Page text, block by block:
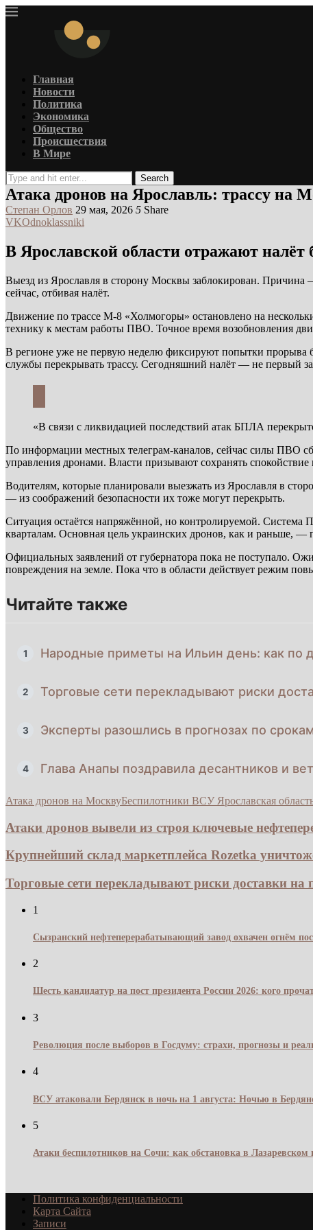
Главная
Новости
Политика
Экономика
Общество
Происшествия
В Мире
Search
Атака дронов на Ярославль: трассу на
Степан Орлов 29 мая, 2026 5 Share
VKOdnoklassniki
В Ярославской области отражают
Выезд из Ярославля в сторону Москвы заблокирован.
сейчас, отбивая налёт.
Движение по трассе М-8 «Холмогоры» остановлено на
технику к местам работы ПВО. Точное время возобновления
В регионе уже не первую неделю фиксируют попытки прорыва
службы перекрывать трассу. Сегодняшний налёт — не первый
«В связи с ликвидацией последствий атак БПЛА
По информации местных телеграм-каналов, сейчас силы ПВО
управления дронами. Власти призывают сохранять
Водителям, которые планировали выезжать из Ярославля в
— из соображений безопасности их тоже могут перекрыть.
Ситуация остаётся напряжённой, но контролируемой. Система
кварталам. Основная цель украинских дронов, как и раньше, —
Официальных заявлений от губернатора пока не поступало.
повреждения на земле. Пока что в области действует режим
Читайте также
1 Народные приметы на Ильин день: как по
2 Торговые сети перекладывают риски
3 Эксперты разошлись в прогнозах по
4 Глава Анапы поздравила десантников и
Атака дронов на МосквуБеспилотники ВСУ Ярославская
Атаки дронов вывели из строя ключевые
Крупнейший склад маркетплейса Rozetka
Торговые сети перекладывают риски доставки на
1
Сызранский нефтеперерабатывающий завод охвачен огнём
2
Шесть кандидатур на пост президента России 2026: кого
3
Революция после выборов в Госдуму: страхи, прогнозы и
4
ВСУ атаковали Бердянск в ночь на 1 августа: Ночью в
5
Атаки беспилотников на Сочи: как обстановка в Лазаревском
Политика конфиденциальности
Карта Сайта
Записи